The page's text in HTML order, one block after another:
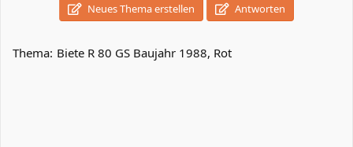
Neues Thema erstellen Antworten
Thema: Biete R 80 GS Baujahr 1988, Rot